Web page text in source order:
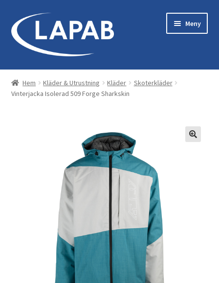
Hoppa
till
navigering
Hoppa
till
innehåll
Meny
Bastu & Bad
Maskiner & Originaltillbehör
Hem Kläder & Utrustning Kläder
Skoterkläder
Vinterjacka Isolerad 509 Forge Sharkskin